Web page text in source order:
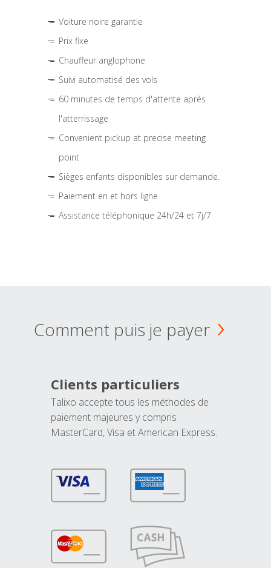
Voiture noire garantie
Prix fixe
Chauffeur anglophone
Suivi automatisé des vols
60 minutes de temps d'attente après
l'atterrissage
Convenient pickup at precise meeting
point
Sièges enfants disponibles sur demande.
Paiement en et hors ligne
Assistance téléphonique 24h/24 et 7j/7
Comment puis je payer
Clients particuliers
Talixo accepte tous les méthodes de
paiement majeures y compris
MasterCard, Visa et American Express.